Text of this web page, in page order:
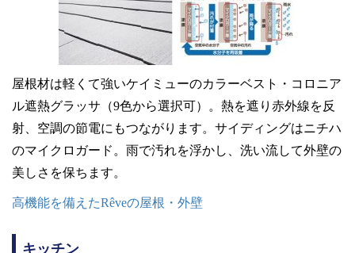
屋根材は軽くて強いケイミューのカラーベスト・コロニア
ル遮熱グラッサ（9色から選択可）。熱を遮り赤外線を反
射、空調の節電にもつながります。サイディングはニチハ
のマイクロガード。雨で汚れを浮かし、洗い流して外壁の
美しさを保ちます。
高機能を備えたRêveの屋根・外壁
キッチン